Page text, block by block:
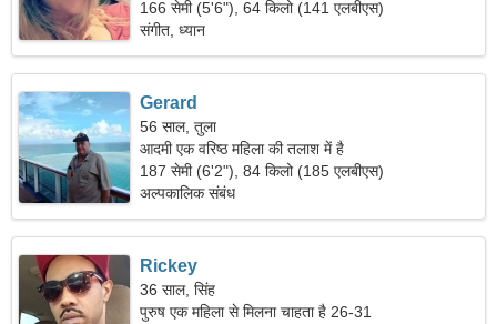
166 सेमी (5'6"), 64 किलो (141 एलबीएस)
संगीत, ध्यान
Gerard
56 साल, तुला
आदमी एक वरिष्ठ महिला की तलाश में है
187 सेमी (6'2"), 84 किलो (185 एलबीएस)
अल्पकालिक संबंध
Rickey
36 साल, सिंह
पुरुष एक महिला से मिलना चाहता है 26-31